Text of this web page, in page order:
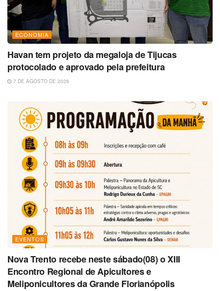
ECONOMIA
Havan tem projeto da megaloja de Tijucas
protocolado e aprovado pela prefeitura
7 DE AGOSTO DE 2026
EVENTOS
Nova Trento recebe neste sábado(08) o XIII
Encontro Regional de Apicultores e
Meliponicultores da Grande Florianópolis